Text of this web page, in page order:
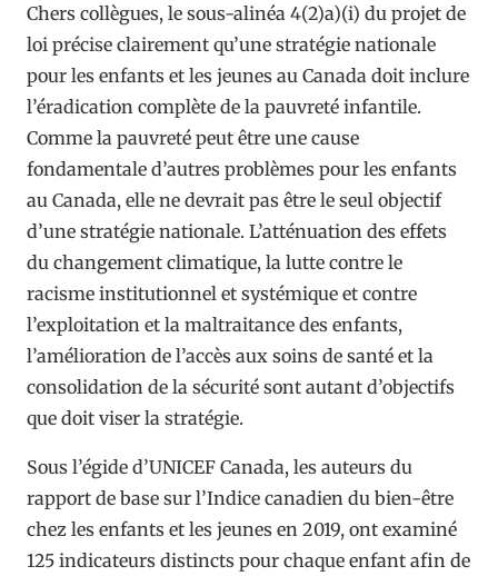
Chers collègues, le sous-alinéa 4(2)a)(i) du projet de
loi précise clairement qu’une stratégie nationale
pour les enfants et les jeunes au Canada doit inclure
l’éradication complète de la pauvreté infantile.
Comme la pauvreté peut être une cause
fondamentale d’autres problèmes pour les enfants
au Canada, elle ne devrait pas être le seul objectif
d’une stratégie nationale. L’atténuation des effets
du changement climatique, la lutte contre le
racisme institutionnel et systémique et contre
l’exploitation et la maltraitance des enfants,
l’amélioration de l’accès aux soins de santé et la
consolidation de la sécurité sont autant d’objectifs
que doit viser la stratégie.
Sous l’égide d’UNICEF Canada, les auteurs du
rapport de base sur l’Indice canadien du bien-être
chez les enfants et les jeunes en 2019, ont examiné
125 indicateurs distincts pour chaque enfant afin de